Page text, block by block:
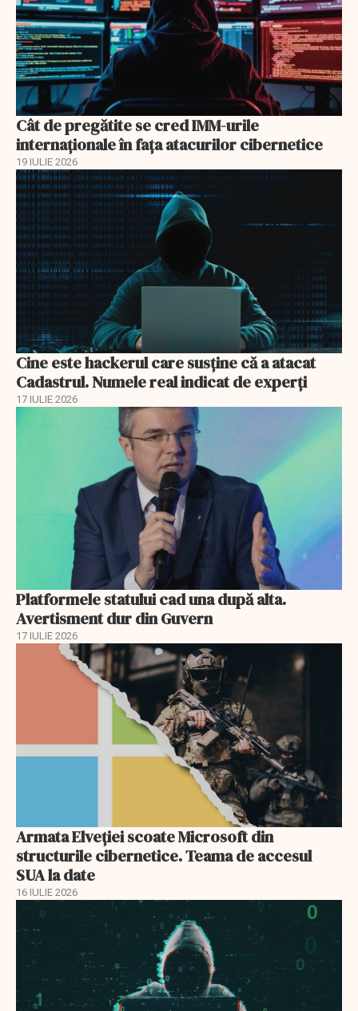
Cât de pregătite se cred IMM-urile
internaționale în fața atacurilor cibernetice
19 IULIE 2026
Cine este hackerul care susține că a atacat
Cadastrul. Numele real indicat de experți
17 IULIE 2026
Platformele statului cad una după alta.
Avertisment dur din Guvern
17 IULIE 2026
Armata Elveției scoate Microsoft din
structurile cibernetice. Teama de accesul
SUA la date
16 IULIE 2026